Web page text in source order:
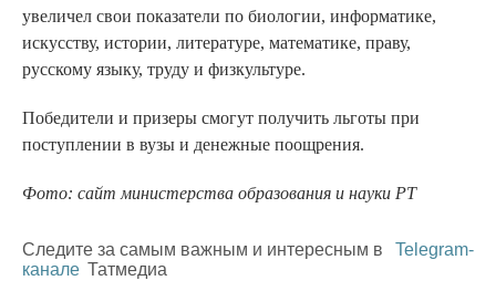
увеличел свои показатели по биологии, информатике,
искусству, истории, литературе, математике, праву,
русскому языку, труду и физкультуре.
Победители и призеры смогут получить льготы при
поступлении в вузы и денежные поощрения.
Фото: сайт министерства образования и науки РТ
Следите за самым важным и интересным в
Telegram-
канале Татмедиа